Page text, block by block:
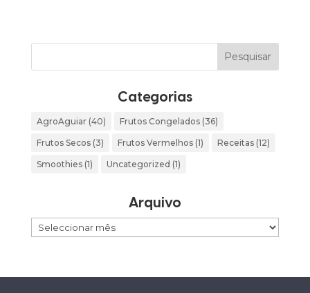
Categorias
AgroAguiar(40) Frutos Congelados(36)
Frutos Secos(3) Frutos Vermelhos(1) Receitas(12)
Smoothies(1) Uncategorized (1)
Arquivo
Arquivo